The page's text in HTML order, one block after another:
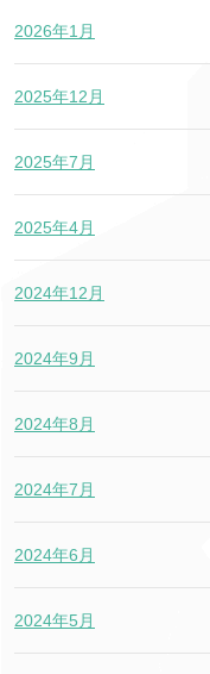
2026年1月
2025年12月
2025年7月
2025年4月
2024年12月
2024年9月
2024年8月
2024年7月
2024年6月
2024年5月